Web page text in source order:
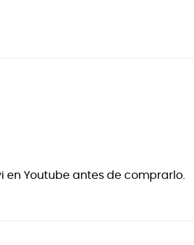
en Youtube antes de comprarlo.